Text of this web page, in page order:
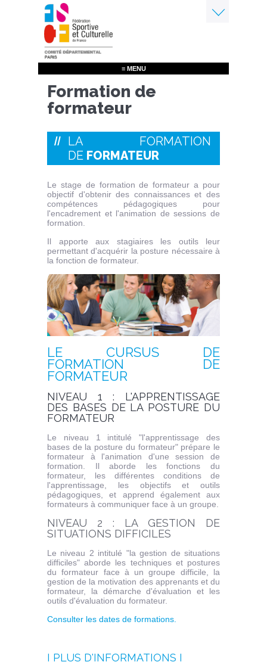
Aller
au
contenu
principal
≡ MENU
Formation de
formateur
LA FORMATION
DE FORMATEUR
Le stage de formation de formateur a pour
objectif d'obtenir des connaissances et des
compétences pédagogiques pour
l'encadrement et l'animation de sessions de
formation.
Il apporte aux stagiaires les outils leur
permettant d'acquérir la posture nécessaire à
la fonction de formateur.
LE CURSUS DE
FORMATION DE
FORMATEUR
NIVEAU 1 : L'APPRENTISSAGE
DES BASES DE LA POSTURE DU
FORMATEUR
Le niveau 1 intitulé "l'apprentissage des
bases de la posture du formateur" prépare le
formateur à l'animation d'une session de
formation. Il aborde les fonctions du
formateur, les différentes conditions de
l'apprentissage, les objectifs et outils
pédagogiques, et apprend également aux
formateurs à communiquer face à un groupe.
NIVEAU 2 : LA GESTION DE
SITUATIONS DIFFICILES
Le niveau 2 intitulé "la gestion de situations
difficiles" aborde les techniques et postures
du formateur face à un groupe difficile, la
gestion de la motivation des apprenants et du
formateur, la démarche d'évaluation et les
outils d'évaluation du formateur.
Consulter les dates de formations.
I PLUS D'INFORMATIONS I